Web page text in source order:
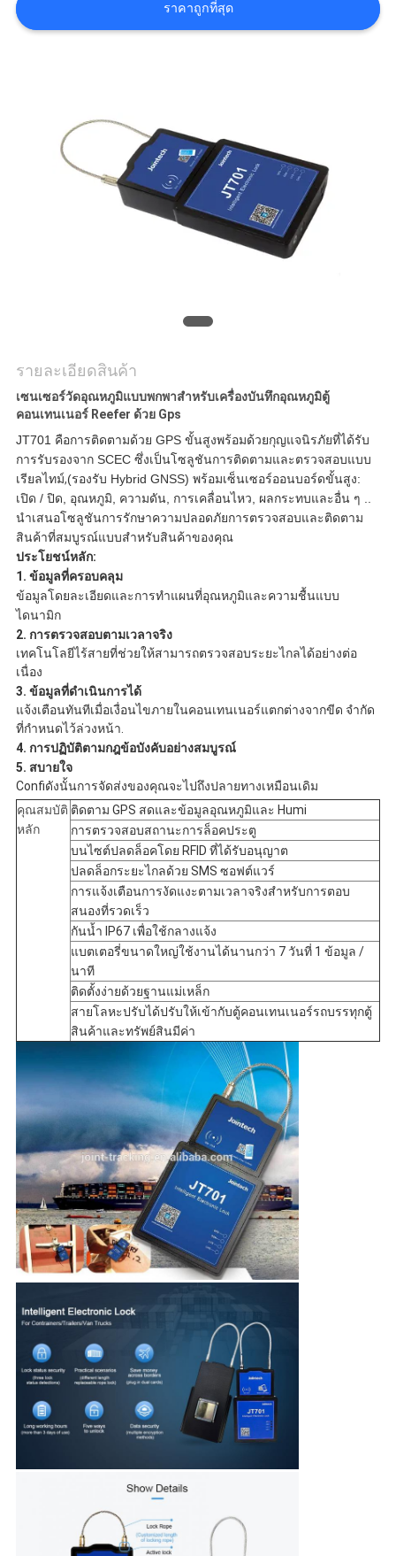
ใบ
แผนผัง
ราคาถูกที่สุด
รายละเอียดสินค้า
เซนเซอร์วัดอุณหภูมิแบบพกพาสำหรับเครื่องบันทึกอุณหภูมิตู้
คอนเทนเนอร์ Reefer ด้วย Gps
JT701 คือการติดตามด้วย GPS ขั้นสูงพร้อมด้วยกุญแจนิรภัยที่ได้รับ
การรับรองจาก SCEC ซึ่งเป็นโซลูชันการติดตามและตรวจสอบแบบ
เรียลไทม์,(รองรับ Hybrid GNSS) พร้อมเซ็นเซอร์ออนบอร์ดขั้นสูง:
เปิด / ปิด, อุณหภูมิ, ความดัน, การเคลื่อนไหว, ผลกระทบและอื่น ๆ ..
นำเสนอโซลูชันการรักษาความปลอดภัยการตรวจสอบและติดตาม
สินค้าที่สมบูรณ์แบบสำหรับสินค้าของคุณ
ประโยชน์หลัก:
1. ข้อมูลที่ครอบคลุม
ข้อมูลโดยละเอียดและการทำแผนที่อุณหภูมิและความชื้นแบบ
ไดนามิก
2. การตรวจสอบตามเวลาจริง
เทคโนโลยีไร้สายที่ช่วยให้สามารถตรวจสอบระยะไกลได้อย่างต่อ
เนื่อง
3. ข้อมูลที่ดำเนินการได้
แจ้งเตือนทันทีเมื่อเงื่อนไขภายในคอนเทนเนอร์แตกต่างจากขีด จำกัด
ที่กำหนดไว้ล่วงหน้า.
4. การปฏิบัติตามกฎข้อบังคับอย่างสมบูรณ์
5. สบายใจ
Confiดังนั้นการจัดส่งของคุณจะไปถึงปลายทางเหมือนเดิม
คุณสมบัติ
หลัก
ติดตาม GPS สดและข้อมูลอุณหภูมิและ Humi
การตรวจสอบสถานะการล็อคประตู
บนไซต์ปลดล็อคโดย RFID ที่ได้รับอนุญาต
ปลดล็อกระยะไกลด้วย SMS ซอฟต์แวร์
การแจ้งเตือนการงัดแงะตามเวลาจริงสำหรับการตอบ
สนองที่รวดเร็ว
กันน้ำ IP67 เพื่อใช้กลางแจ้ง
แบตเตอรี่ขนาดใหญ่ใช้งานได้นานกว่า 7 วันที่ 1 ข้อมูล /
นาที
ติดตั้งง่ายด้วยฐานแม่เหล็ก
สายโลหะปรับได้ปรับให้เข้ากับตู้คอนเทนเนอร์รถบรรทุกตู้
สินค้าและทรัพย์สินมีค่า